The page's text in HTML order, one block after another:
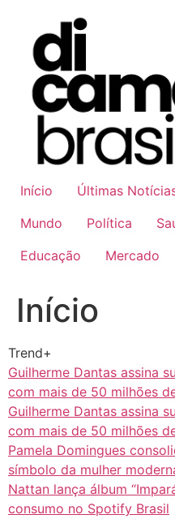
conteúdo
Início Últimas
Mundo
Política
Educação
Mercado
Início
Trend+
Guilherme Dantas assina
com mais de 50 milhões
Guilherme Dantas assina
com mais de 50 milhões
Pamela Domingues
símbolo da mulher
Nattan lança álbum
consumo no Spotify Brasil